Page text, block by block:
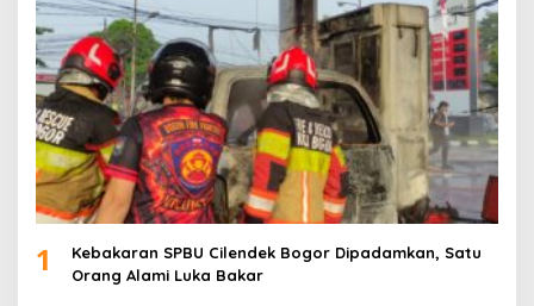
1
Kebakaran SPBU Cilendek Bogor Dipadamkan, Satu
Orang Alami Luka Bakar